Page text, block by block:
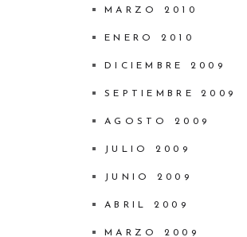
MARZO 2010
ENERO 2010
DICIEMBRE 2009
SEPTIEMBRE 2009
AGOSTO 2009
JULIO 2009
JUNIO 2009
ABRIL 2009
MARZO 2009